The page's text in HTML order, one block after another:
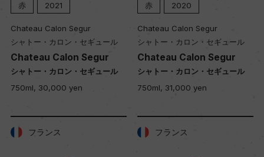
赤 2021
Chateau Calon Segur
シャトー・カロン・セギュール
Chateau Calon Segur
シャトー・カロン・セギュール
750ml, 30,000 yen
赤 2020
Chateau Calon Segur
シャトー・カロン・セギュール
Chateau Calon Segur
シャトー・カロン・セギュール
750ml, 31,000 yen
フランス フランス